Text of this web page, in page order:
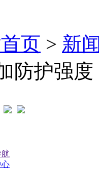
页 > 新
防护强度
心